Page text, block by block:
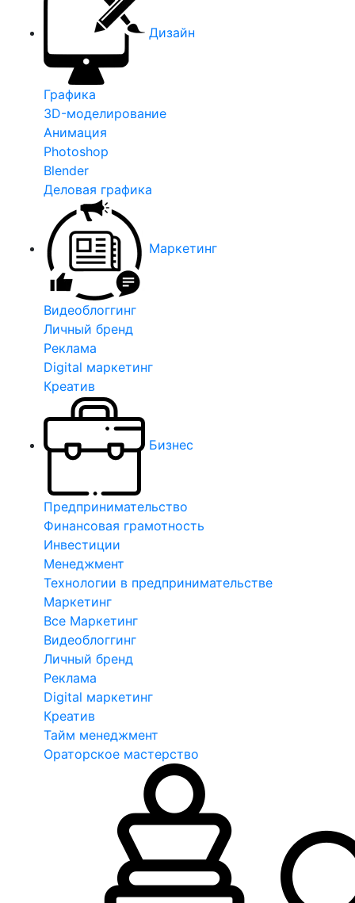
Дизайн
Графика
3D-моделирование
Анимация
Photoshop
Blender
Деловая графика
Маркетинг
Видеоблоггинг
Личный бренд
Реклама
Digital маркетинг
Креатив
Бизнес
Предпринимательство
Финансовая грамотность
Инвестиции
Менеджмент
Технологии в предпринимательстве
Маркетинг
Все Маркетинг
Видеоблоггинг
Личный бренд
Реклама
Digital маркетинг
Креатив
Тайм менеджмент
Ораторское мастерство